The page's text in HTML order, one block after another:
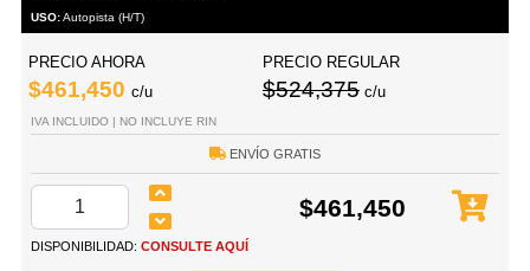
USO:Autopista (H/T)
PRECIO AHORA
$461,450 c/u
PRECIO REGULAR
$524,375 c/u
IVA INCLUIDO | NO INCLUYE RIN
ENVÍO GRATIS
$461,450
DISPONIBILIDAD: CONSULTE AQUÍ